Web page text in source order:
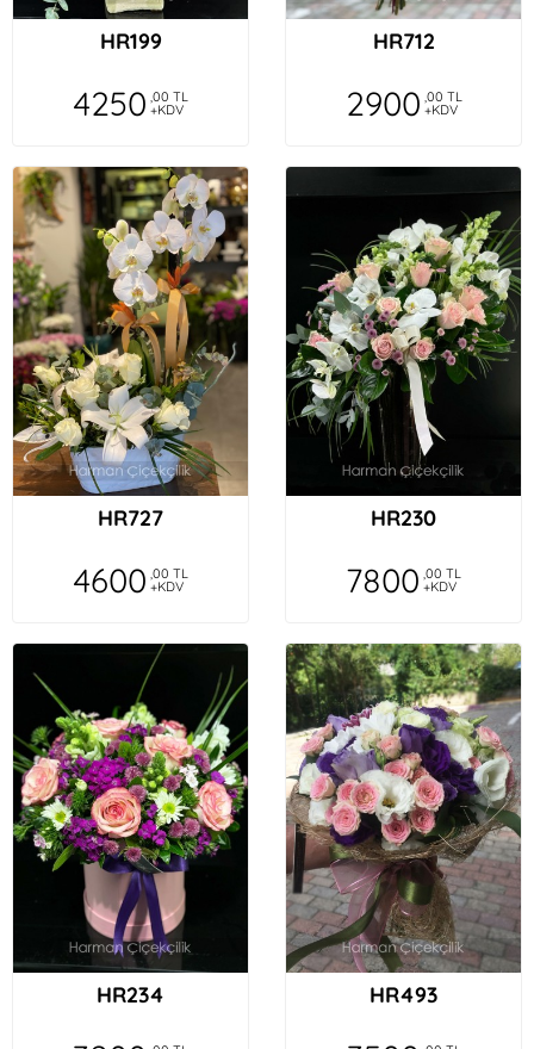
HR199
4250 ,00 TL
+KDV
HR712
2900 ,00 TL
+KDV
HR727
4600 ,00 TL
+KDV
HR230
7800 ,00 TL
+KDV
HR234 HR493